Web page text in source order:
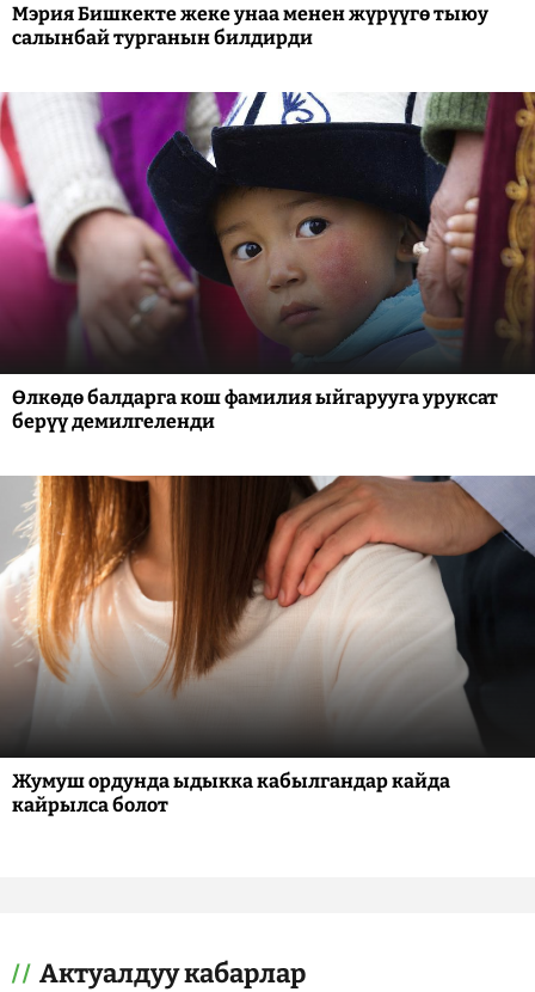
Мэрия Бишкекте жеке унаа менен жүрүүгө тыюу
салынбай турганын билдирди
Өлкөдө балдарга кош фамилия ыйгарууга уруксат
берүү демилгеленди
Жумуш ордунда ыдыкка кабылгандар кайда
кайрылса болот
Актуалдуу кабарлар